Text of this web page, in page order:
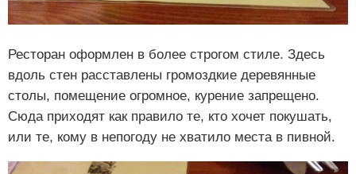
Ресторан оформлен в более строгом стиле. Здесь
вдоль стен расставлены громоздкие деревянные
столы, помещение огромное, курение запрещено.
Сюда приходят как правило те, кто хочет покушать,
или те, кому в непогоду не хватило места в пивной.